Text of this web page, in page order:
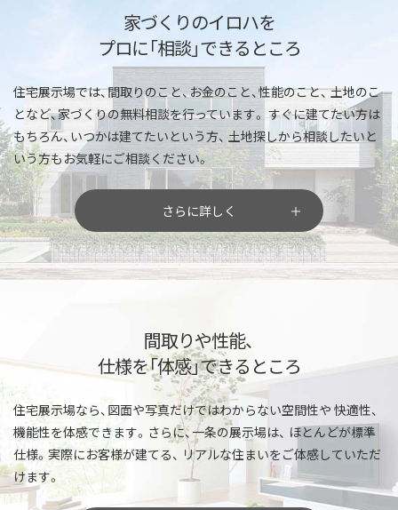
家づくりのイロハを
プロに「相談」できるところ
住宅展示場では、間取りのこと、お金のこと、性能のこと、土地のこ
となど、家づくりの無料相談を行っています。 すぐに建てたい方は
もちろん、いつかは建てたいという方、 土地探しから相談したいと
いう方もお気軽にご相談ください。
さらに詳しく
間取りや性能、
仕様を「体感」できるところ
住宅展示場なら、図面や写真だけではわからない空間性や 快適性、
機能性を体感できます。さらに、一条の展示場は、 ほとんどが標準
仕様。実際にお客様が建てる、 リアルな住まいをご体感していただ
けます。